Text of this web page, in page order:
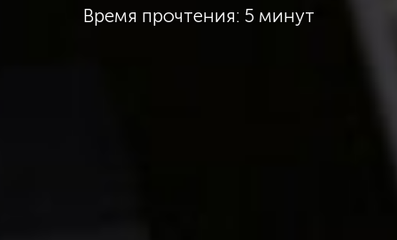
Время прочтения: 5 минут